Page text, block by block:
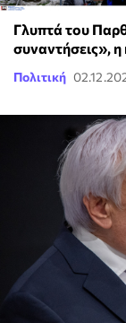
Γλυπτά του
συναντήσεις»,
Πολιτική